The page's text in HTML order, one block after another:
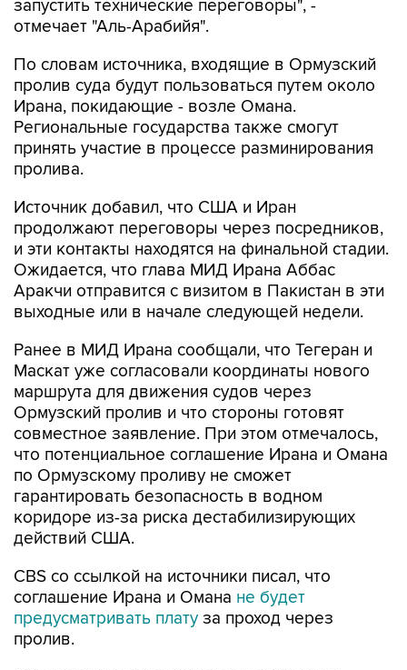
По словам источника, входящие в Ормузский
Ирана, покидающие - возле Омана.
Региональные государства также смогут
принять участие в процессе разминирования
пролива.
Источник добавил, что США и Иран
и эти контакты находятся на финальной стадии.
Ожидается, что глава МИД Ирана Аббас
Аракчи отправится с визитом в Пакистан в эти
выходные или в начале следующей недели.
Ранее в МИД Ирана сообщали, что Тегеран и
маршрута для движения судов через
Ормузский пролив и что стороны готовят
совместное заявление. При этом отмечалось,
что потенциальное соглашение Ирана и Омана
по Ормузскому проливу не сможет
гарантировать безопасность в водном
коридоре из-за риска дестабилизирующих
действий США.
CBS со ссылкой на источники писал, что
предусматривать платуза проход через
пролив.
Замглавы МИД Ирана Казем Гарибабади